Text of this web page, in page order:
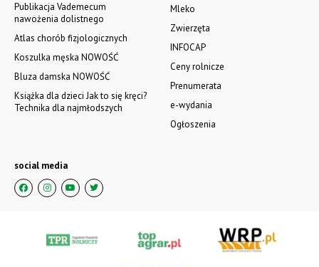
Mleko
Zwierzęta
INFOCAP
Ceny rolnicze
Prenumerata
e-wydania
Ogłoszenia
Publikacja Vademecum
nawożenia dolistnego
Atlas chorób fizjologicznych
Koszulka męska NOWOŚĆ
Bluza damska NOWOŚĆ
Książka dla dzieci Jak to się kręci?
Technika dla najmłodszych
social media